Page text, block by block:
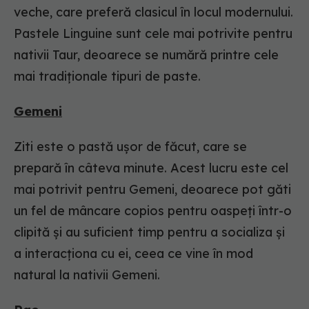
veche, care preferă clasicul în locul modernului.
Pastele Linguine sunt cele mai potrivite pentru
nativii Taur, deoarece se numără printre cele
mai tradiționale tipuri de paste.
Gemeni
Ziti este o pastă ușor de făcut, care se
prepară în câteva minute. Acest lucru este cel
mai potrivit pentru Gemeni, deoarece pot găti
un fel de mâncare copios pentru oaspeți într-o
clipită și au suficient timp pentru a socializa și
a interacționa cu ei, ceea ce vine în mod
natural la nativii Gemeni.